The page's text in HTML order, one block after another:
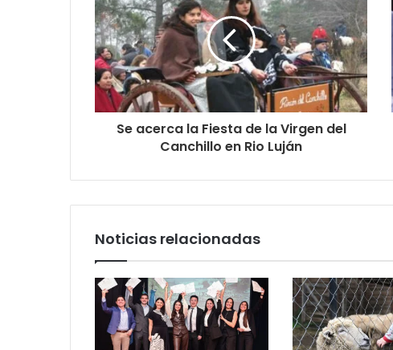
Se acerca la Fiesta de la Virgen del
Canchillo en Rio Luján
Noticias relacionadas